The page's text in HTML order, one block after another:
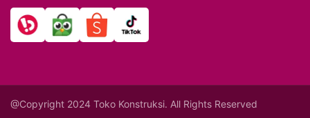
@Copyright 2024 Toko Konstruksi. All Rights Reserved